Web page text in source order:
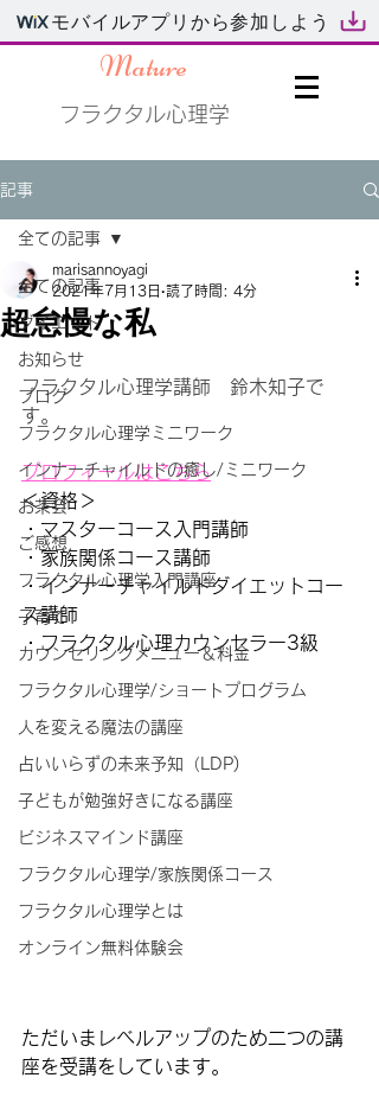
モバイルアプリから参加しよう
Mature
フラクタル心理学
記事
全ての記事
ダイエット
お知らせ
ブログ
フラクタル心理学ミニワーク
インナーチャイルドの癒し/ミニワーク
お茶会
ご感想
フラクタル心理学入門講座
子育て
カウンセリングメニュー＆料金
フラクタル心理学/ショートプログラム
人を変える魔法の講座
占いいらずの未来予知（LDP)
子どもが勉強好きになる講座
ビジネスマインド講座
フラクタル心理学/家族関係コース
フラクタル心理学とは
オンライン無料体験会
全ての記事
超怠慢な私
marisannoyagi
2021年7月13日 読了時間: 4分
フラクタル心理学講師　鈴木知子で
す。
プロフィールはこちら
＜資格＞
・マスターコース入門講師
・家族関係コース講師
・インナーチャイルドダイエットコー
ス講師
・フラクタル心理カウンセラー3級
ただいまレベルアップのため二つの講
座を受講をしています。